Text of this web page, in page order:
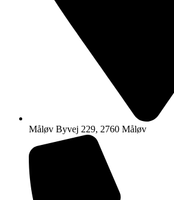
Måløv Byvej 229, 2760 Måløv